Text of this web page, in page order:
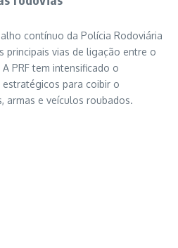
contínuo da Polícia Rodoviária
principais vias de ligação entre o
PRF tem intensificado o
para coibir o
armas e veículos roubados.